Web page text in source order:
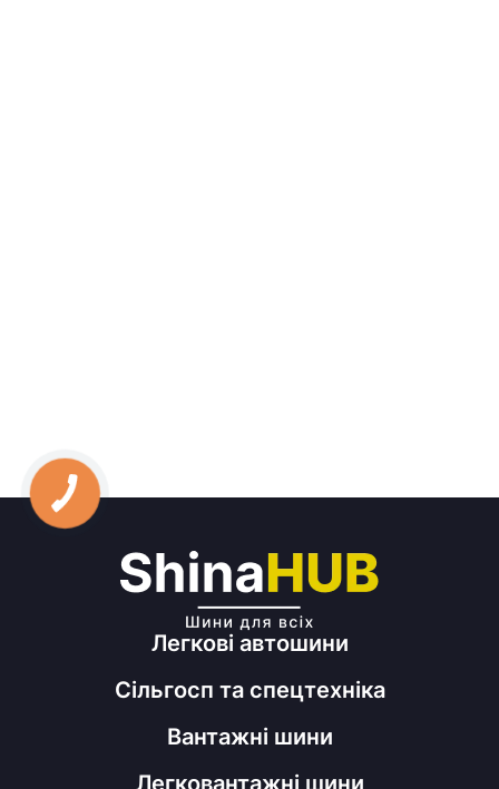
Легкові автошини
Сільгосп та спецтехніка
Вантажні шини
Легковантажні шини